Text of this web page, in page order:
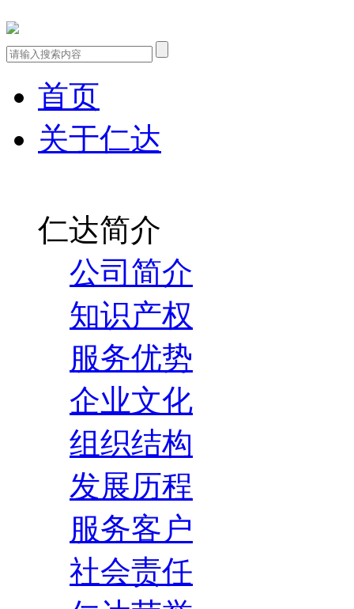
首页
关于仁达
仁达简介
公司简介
知识产权
服务优势
企业文化
组织结构
发展历程
服务客户
社会责任